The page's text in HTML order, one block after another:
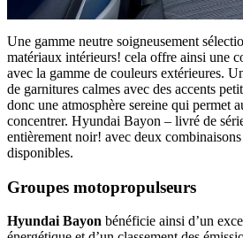
Une gamme neutre soigneusement
matériaux intérieurs! cela offre ainsi une
avec la gamme de couleurs extérieures.
de garnitures calmes avec des accents
donc une atmosphère sereine qui permet
concentrer. Hyundai Bayon – livré de
entièrement noir! avec deux
disponibles.
Groupes motopropulseurs
Hyundai Bayon bénéficie ainsi d’un